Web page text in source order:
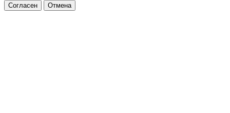
Согласен Отмена